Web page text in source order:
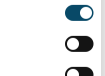
bieden voor
moeilijk loopt.
ervoor dat onze
krijgen.